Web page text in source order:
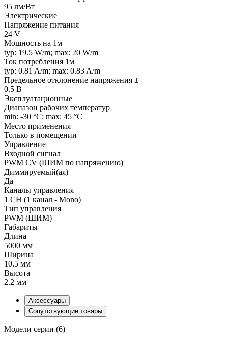
95 лм/Вт
Электрические
Напряжение питания
24 V
Мощность на 1м
typ: 19.5 W/m; max: 20 W/m
Ток потребления 1м
typ: 0.81 A/m; max: 0.83 A/m
Предельное отклонение напряжения ±
0.5 В
Эксплуатационные
Диапазон рабочих температур
min: -30 °C; max: 45 °C
Место применения
Только в помещении
Управление
Входной сигнал
PWM СV (ШИМ по напряжению)
Диммируемый(ая)
Да
Каналы управления
1 CH (1 канал - Mono)
Тип управления
PWM (ШИМ)
Габариты
Длина
5000 мм
Ширина
10.5 мм
Высота
2.2 мм
Аксессуары
Сопутствующие товары
Модели серии (6)